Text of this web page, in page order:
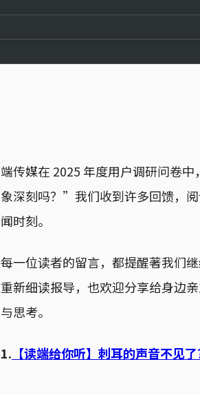
端传媒在 2025 年度用户调研问卷
象深刻吗？”我们收到许多回馈，
闻时刻。
每一位读者的留言，都提醒著我们
重新细读报导，也欢迎分享给身边
与思考。
1. 【读端给你听】刺耳的声音不见